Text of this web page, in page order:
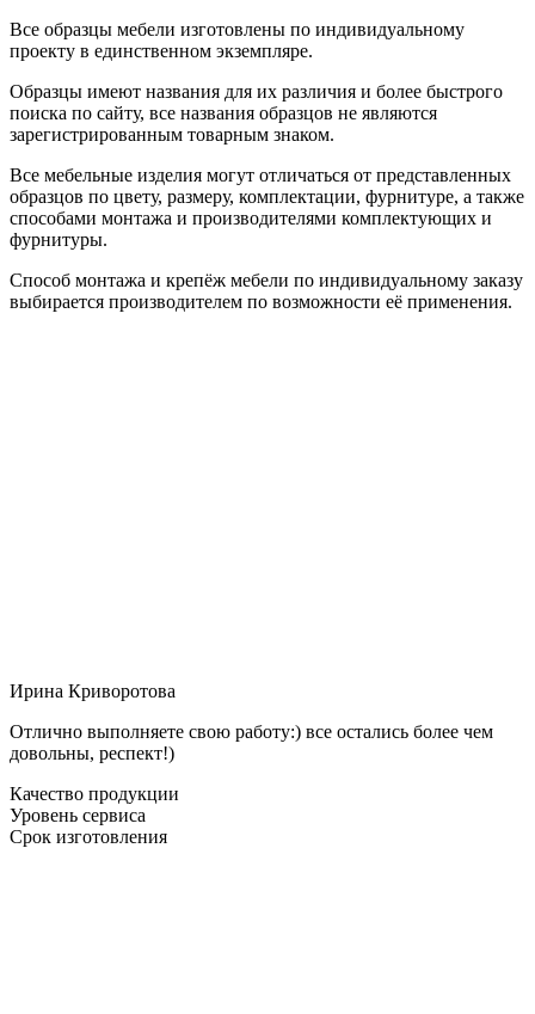
Все образцы мебели изготовлены по индивидуальному
проекту в единственном экземпляре.
Образцы имеют названия для их различия и более быстрого
поиска по сайту, все названия образцов не являются
зарегистрированным товарным знаком.
Все мебельные изделия могут отличаться от представленных
образцов по цвету, размеру, комплектации, фурнитуре, а также
способами монтажа и производителями комплектующих и
фурнитуры.
Способ монтажа и крепёж мебели по индивидуальному заказу
выбирается производителем по возможности её применения.
Ирина Криворотова
Отлично выполняете свою работу:) все остались более чем
довольны, респект!)
Качество продукции
Уровень сервиса
Срок изготовления